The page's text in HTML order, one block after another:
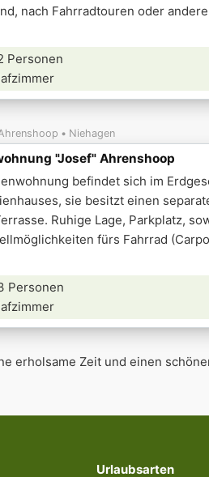
nach Fahrradtouren oder
Personen
Niehagen
"Josef" Ahrenshoop
befindet sich im
sie besitzt einen
Ruhige Lage, Parkplatz,
fürs Fahrrad
Personen
erholsame Zeit und einen
Urlaubsarten